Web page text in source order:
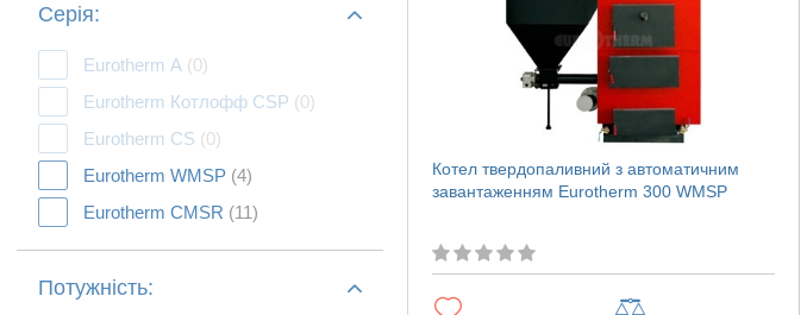
Серія:
Eurotherm А (0)
Eurotherm Котлофф CSP (0)
Eurotherm CS (0)
Eurotherm WMSP (4)
Eurotherm CMSR (11)
Потужність:
Котел твердопаливний з автоматичним
завантаженням Eurotherm 300 WMSP